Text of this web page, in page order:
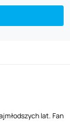
lat. Fan